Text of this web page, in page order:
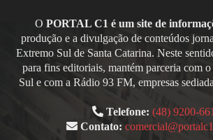
O PORTAL C1 é um site de
produção e a divulgação de conteúdos
Extremo Sul de Santa Catarina. Neste
para fins editoriais, mantém parceria com
Sul e com a Rádio 93 FM, empresas
Telefone: (48) 9200-
Contato: